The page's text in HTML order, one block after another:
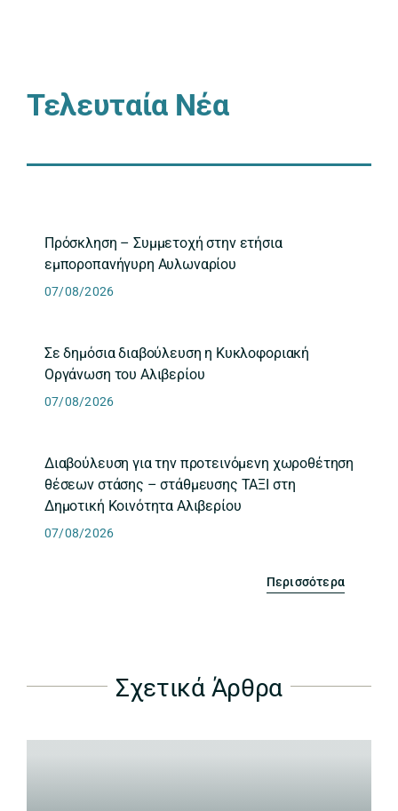
Τελευταία Νέα
Πρόσκληση – Συμμετοχή στην ετήσια
εμποροπανήγυρη Αυλωναρίου
07/08/2026
Σε δημόσια διαβούλευση η Κυκλοφοριακή
Οργάνωση του Αλιβερίου
07/08/2026
Διαβούλευση για την προτεινόμενη χωροθέτηση
θέσεων στάσης – στάθμευσης ΤΑΞΙ στη
Δημοτική Κοινότητα Αλιβερίου
07/08/2026
Περισσότερα
Σχετικά Άρθρα